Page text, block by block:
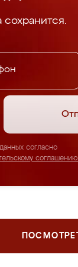
сохранится.
согласно
соглашению